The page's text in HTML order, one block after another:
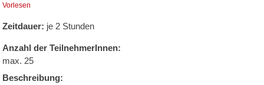
Vorlesen
Zeitdauer: je 2 Stunden
Anzahl der TeilnehmerInnen:
max. 25
Beschreibung: